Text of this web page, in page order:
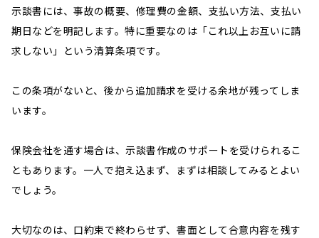
示談書には、事故の概要、修理費の金額、支払い方法、支払い
期日などを明記します。特に重要なのは「これ以上お互いに請
求しない」という清算条項です。
この条項がないと、後から追加請求を受ける余地が残ってしま
います。
保険会社を通す場合は、示談書作成のサポートを受けられるこ
ともあります。一人で抱え込まず、まずは相談してみるとよい
でしょう。
大切なのは、口約束で終わらせず、書面として合意内容を残す